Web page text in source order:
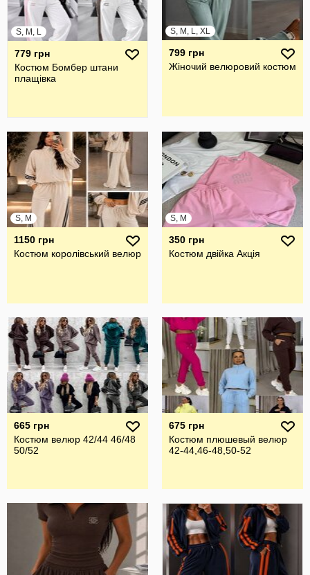
S, M, L
779 грн
Костюм Бомбер штани
плащівка
S, M, L, XL
799 грн
Жіночий велюровий костюм
S, M
1150 грн
Костюм королівський велюр
S, M
350 грн
Костюм двійка Акція
665 грн
Костюм велюр 42/44 46/48
50/52
675 грн
Костюм плюшевый велюр
42-44,46-48,50-52